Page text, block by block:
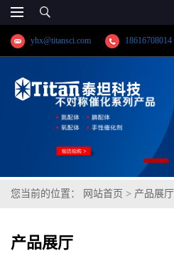
yhx@titansci.com 18616708014
您当前的位置： 网站首页 > 产品展厅
产品展厅